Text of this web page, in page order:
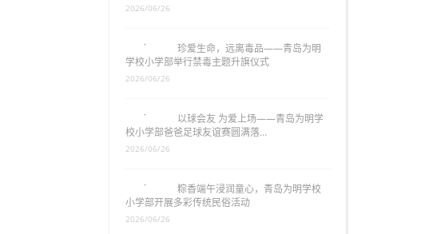
2026/06/26
珍爱生命，远离毒品——青岛为明
学校小学部举行禁毒主题升旗仪式
以球会友 为爱上场——青岛为明学
校小学部爸爸足球友谊赛圆满落…
2026/06/26
粽香端午浸润童心，青岛为明学校
小学部开展多彩传统民俗活动
2026/06/26